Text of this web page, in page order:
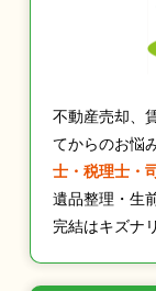
不動産売却、
てからのお悩
士・税理士・
遺品整理・生
完結はキズナ